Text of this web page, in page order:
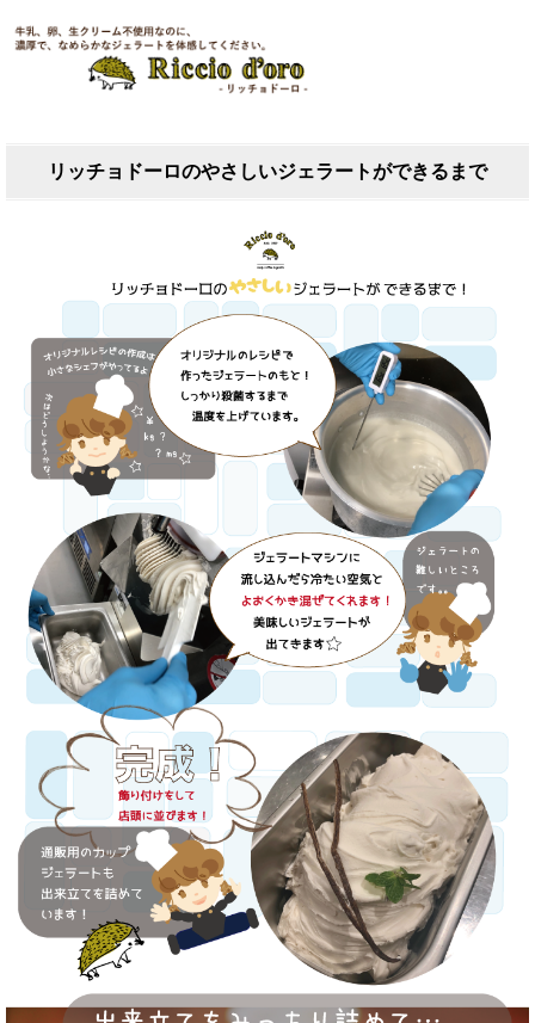
リッチョドーロのやさしいジェラートができるまで